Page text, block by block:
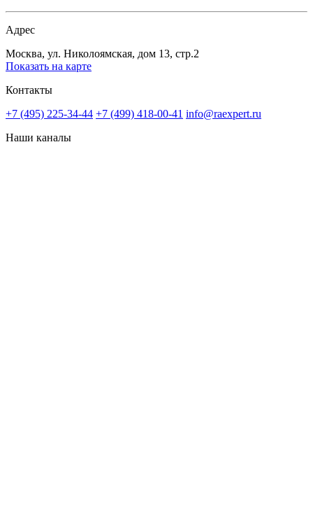
Адрес
Москва, ул. Николоямская, дом 13, стр.2
Показать на карте
Контакты
+7 (495) 225-34-44 +7 (499) 418-00-41 info@raexpert.ru
Наши каналы